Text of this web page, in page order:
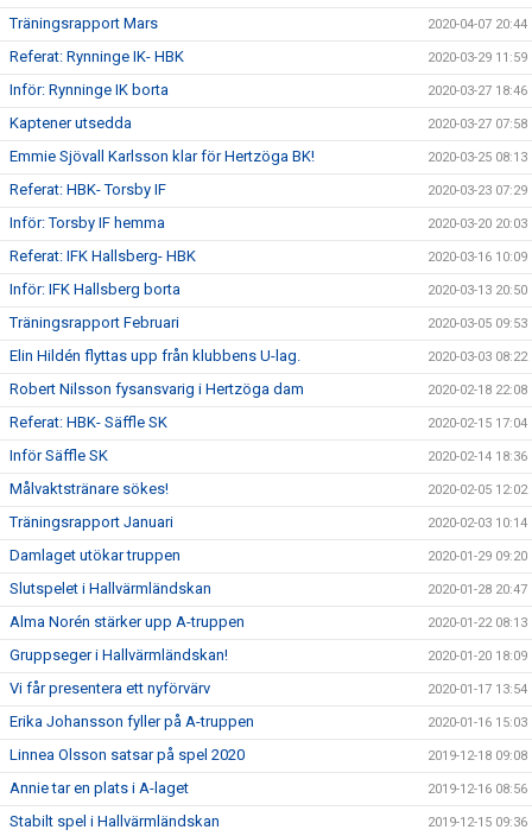
Träningsrapport Mars 2020-04-07 20:44
Referat: Rynninge IK- HBK 2020-03-29 11:59
Inför: Rynninge IK borta 2020-03-27 18:46
Kaptener utsedda 2020-03-27 07:58
Emmie Sjövall Karlsson klar för Hertzöga BK! 2020-03-25 08:13
Referat: HBK- Torsby IF 2020-03-23 07:29
Inför: Torsby IF hemma 2020-03-20 20:03
Referat: IFK Hallsberg- HBK 2020-03-16 10:09
Inför: IFK Hallsberg borta 2020-03-13 20:50
Träningsrapport Februari 2020-03-05 09:53
Elin Hildén flyttas upp från klubbens U-lag. 2020-03-03 08:22
Robert Nilsson fysansvarig i Hertzöga dam 2020-02-18 22:08
Referat: HBK- Säffle SK 2020-02-15 17:04
Inför Säffle SK 2020-02-14 18:36
Målvaktstränare sökes! 2020-02-05 12:02
Träningsrapport Januari 2020-02-03 10:14
Damlaget utökar truppen 2020-01-29 09:20
Slutspelet i Hallvärmländskan 2020-01-28 20:47
Alma Norén stärker upp A-truppen 2020-01-22 08:13
Gruppseger i Hallvärmländskan! 2020-01-20 18:09
Vi får presentera ett nyförvärv 2020-01-17 13:54
Erika Johansson fyller på A-truppen 2020-01-16 15:03
Linnea Olsson satsar på spel 2020 2019-12-18 09:08
Annie tar en plats i A-laget 2019-12-16 08:56
Stabilt spel i Hallvärmländskan 2019-12-15 09:36